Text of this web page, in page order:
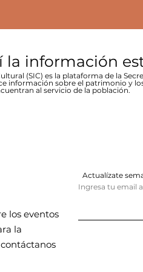
la información
(SIC) es la plataforma de la
información sobre el patrimonio y
al servicio de la población.
los eventos
la
Actualízate
Ingresa tu email